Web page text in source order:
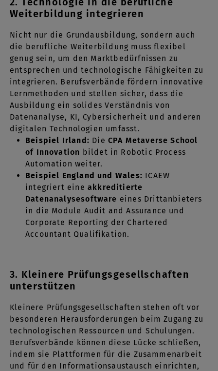
Weiterbildung integrieren
Nicht nur die Grundausbildung, sondern auch
die berufliche Weiterbildung muss flexibel
genug sein, um den Marktbedürfnissen zu
entsprechen und technologische Fähigkeiten zu
integrieren. Berufsverbände fördern innovative
Lernmethoden und stellen sicher, dass die
Ausbildung ein solides Verständnis von
Datenanalyse, KI, Cybersicherheit und anderen
digitalen Technologien umfasst.
Beispiel Irland: Die CPA Metaverse School
of Innovation bildet in Robotic Process
Automation weiter.
Beispiel England und Wales: ICAEW
integriert eine akkreditierte
Datenanalysesoftware eines Drittanbieters
in die Module Audit and Assurance und
Corporate Reporting der Chartered
Accountant Qualifikation.
3. Kleinere Prüfungsgesellschaften
unterstützen
Kleinere Prüfungsgesellschaften stehen oft vor
besonderen Herausforderungen beim Zugang zu
technologischen Ressourcen und Schulungen.
Berufsverbände können diese Lücke schließen,
indem sie Plattformen für die Zusammenarbeit
und für den Informationsaustausch einrichten,